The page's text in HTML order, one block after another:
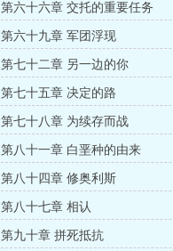
第六十六章 交托的重要任务
第六十九章 军团浮现
第七十二章 另一边的你
第七十五章 决定的路
第七十八章 为续存而战
第八十一章 白垩种的由来
第八十四章 修奥利斯
第八十七章 相认
第九十章 拼死抵抗